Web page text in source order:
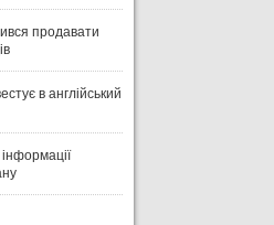
продавати
в англійський